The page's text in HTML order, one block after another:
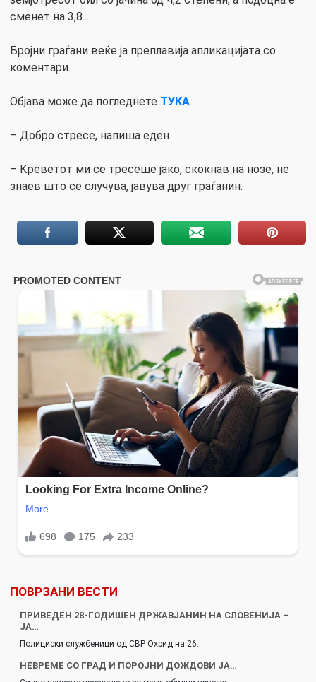
сменет на 3,8.
Бројни граѓани веќе ја преплавија апликацијата со
коментари.
Објава може да погледнете ТУКА.
– Добро стресе, напиша еден.
– Креветот ми се тресеше јако, скокнав на нозе, не
знаев што се случува, јавува друг граѓанин.
ПОВРЗАНИ ВЕСТИ
ПРИВЕДЕН 28-ГОДИШЕН ДРЖАВЈАНИН НА СЛОВЕНИЈА –
ЈА…
Полициски службеници од СВР Охрид на 26…
НЕВРЕМЕ СО ГРАД И ПОРОЈНИ ДОЖДОВИ ЈА…